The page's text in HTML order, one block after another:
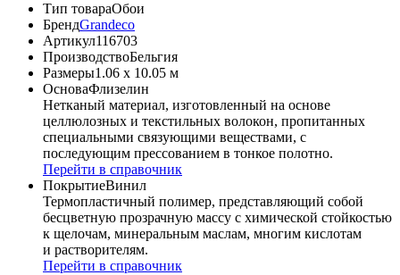
Тип товараОбои
БрендGrandeco
Артикул116703
ПроизводствоБельгия
Размеры1.06 x 10.05 м
ОсноваФлизелин
Нетканый материал, изготовленный на основе
целлюлозных и текстильных волокон, пропитанных
специальными связующими веществами, с
последующим прессованием в тонкое полотно.
Перейти в справочник
ПокрытиеВинил
Термопластичный полимер, представляющий собой
бесцветную прозрачную массу с химической стойкостью
к щелочам, минеральным маслам, многим кислотам
и растворителям.
Перейти в справочник